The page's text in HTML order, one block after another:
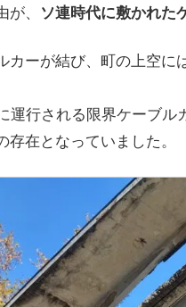
、
ソ連時代に敷かれた
カーが結び、町の上空に
行される限界ケーブル
存在となっていました。